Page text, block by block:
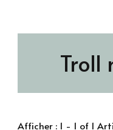
Troll
Afficher : 1 - 1 of 1